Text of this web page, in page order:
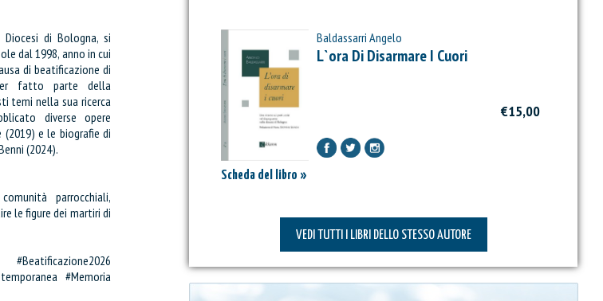
Diocesi di Bologna, si
dal 1998, anno in cui
di beatificazione di
fatto parte della
temi nella sua ricerca
diverse opere
e le biografie di
(2024).
parrocchiali,
le figure dei martiri di
#Memoria
Scheda del libro »
Baldassarri Angelo
L`ora Di Disarmare I Cuori
€15,00
VEDI TUTTI I LIBRI DELLO STESSO AUTORE
Prezzo:
Attualmente il tuo carrello è vuoto.